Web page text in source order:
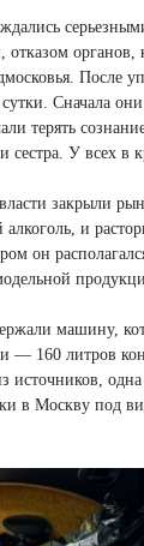
отказом
После
Сначала они
терять
сестра. У всех в
закрыли
и
он
машину,
— 160 литров
источников,
в Москву под